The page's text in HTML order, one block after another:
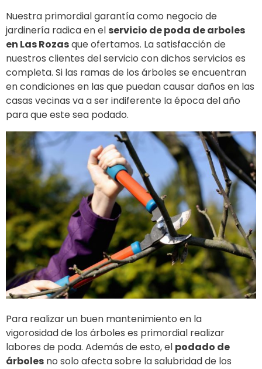
Nuestra primordial garantía como negocio de
jardinería radica en el servicio de poda de arboles
en Las Rozasque ofertamos. La satisfacción de
nuestros clientes del servicio con dichos servicios es
completa. Si las ramas de los árboles se encuentran
en condiciones en las que puedan causar daños en las
casas vecinas va a ser indiferente la época del año
para que este sea podado.
Para realizar un buen mantenimiento en la
vigorosidad de los árboles es primordial realizar
labores de poda. Además de esto, el podado de
árboles no solo afecta sobre la salubridad de los